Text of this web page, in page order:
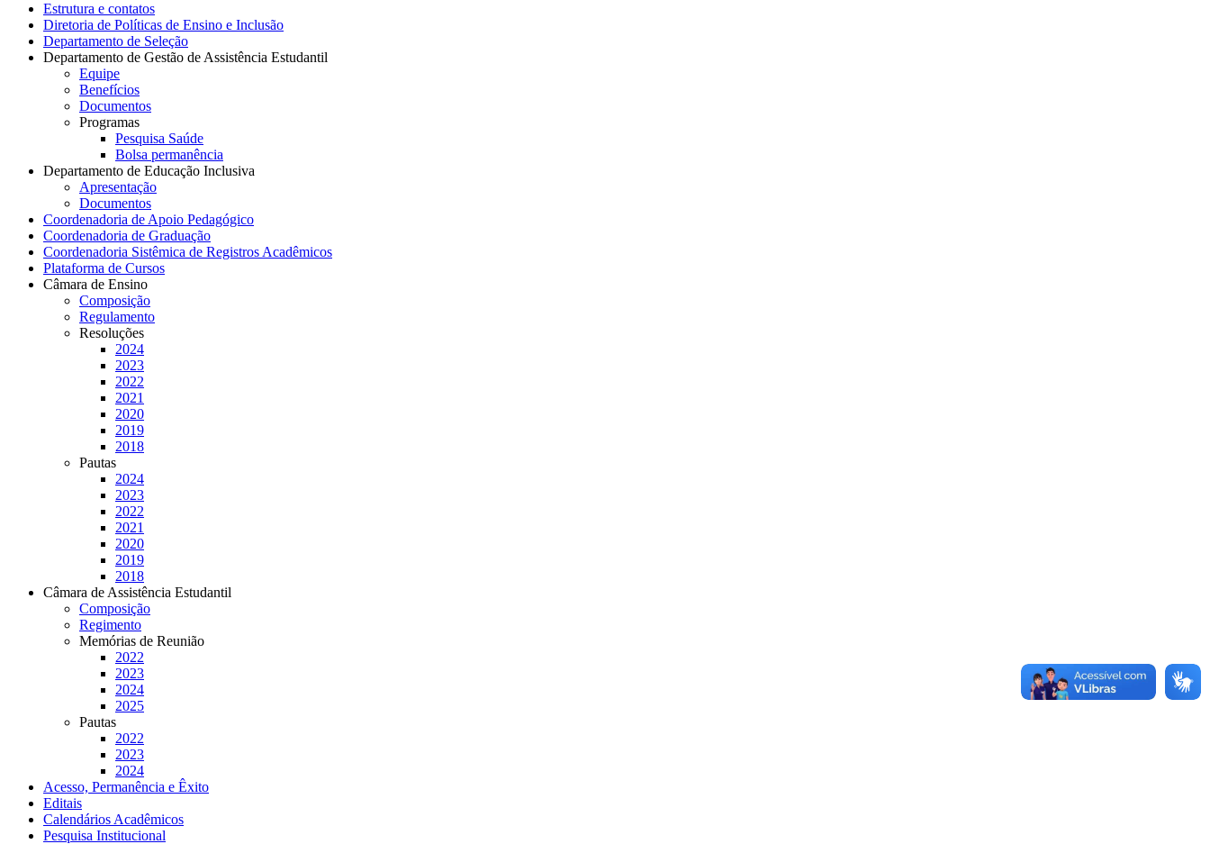
Estrutura e contatos
Diretoria de Políticas de Ensino e Inclusão
Departamento de Seleção
Departamento de Gestão de Assistência Estudantil
Equipe
Benefícios
Documentos
Programas
Pesquisa Saúde
Bolsa permanência
Departamento de Educação Inclusiva
Apresentação
Documentos
Coordenadoria de Apoio Pedagógico
Coordenadoria de Graduação
Coordenadoria Sistêmica de Registros Acadêmicos
Plataforma de Cursos
Câmara de Ensino
Composição
Regulamento
Resoluções
2024
2023
2022
2021
2020
2019
2018
Pautas
2024
2023
2022
2021
2020
2019
2018
Câmara de Assistência Estudantil
Composição
Regimento
Memórias de Reunião
2022
2023
2024
2025
Pautas
2022
2023
2024
Acesso, Permanência e Êxito
Editais
Calendários Acadêmicos
Pesquisa Institucional